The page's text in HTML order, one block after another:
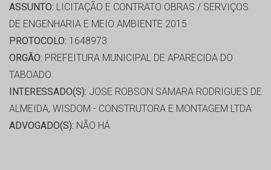
ASSUNTO: LICITAÇÃO E CONTRATO OBRAS / SERVIÇOS
DE ENGENHARIA E MEIO AMBIENTE 2015
PROTOCOLO: 1648973
ORGÃO: PREFEITURA MUNICIPAL DE APARECIDA DO
TABOADO
INTERESSADO(S): JOSE ROBSON SAMARA RODRIGUES DE
ALMEIDA, WISDOM - CONSTRUTORA E MONTAGEM LTDA
ADVOGADO(S): NÃO HÁ